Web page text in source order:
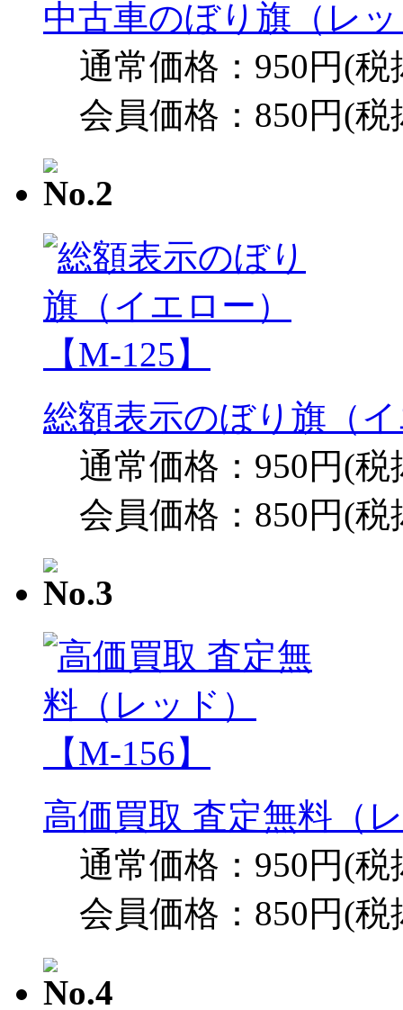
中古車のぼり旗（レ
通常価格：950円(税
会員価格：850円(税
総額表示のぼり旗（
通常価格：950円(税
会員価格：850円(税
高価買取 査定無料（
通常価格：950円(税
会員価格：850円(税